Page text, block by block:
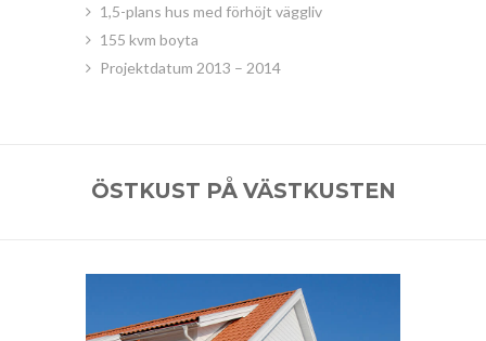
1,5-plans hus med förhöjt väggliv
155 kvm boyta
Projektdatum 2013 – 2014
ÖSTKUST PÅ VÄSTKUSTEN